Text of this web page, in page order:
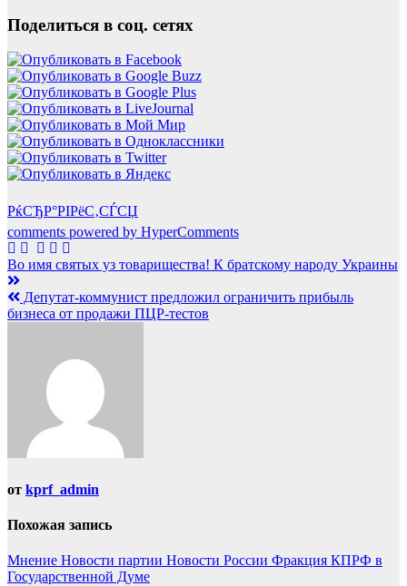
Поделиться в соц. сетях
РќСЂР°РІРёС‚СЃСЏ
comments powered by HyperComments
Навигация
по
записям
Во имя святых уз товарищества! К братскому народу Украины
Депутат-коммунист предложил ограничить прибыль
бизнеса от продажи ПЦР-тестов
от kprf_admin
Похожая запись
Мнение Новости партии Новости России Фракция КПРФ в
Государственной Думе